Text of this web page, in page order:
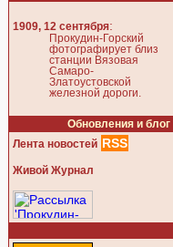
1909, 12 сентября:
Прокудин-Горский
фотографирует близ
станции Вязовая
Самаро-
Златоустовской
железной дороги.
Обновления и блог
Лента новостей RSS
Живой Журнал